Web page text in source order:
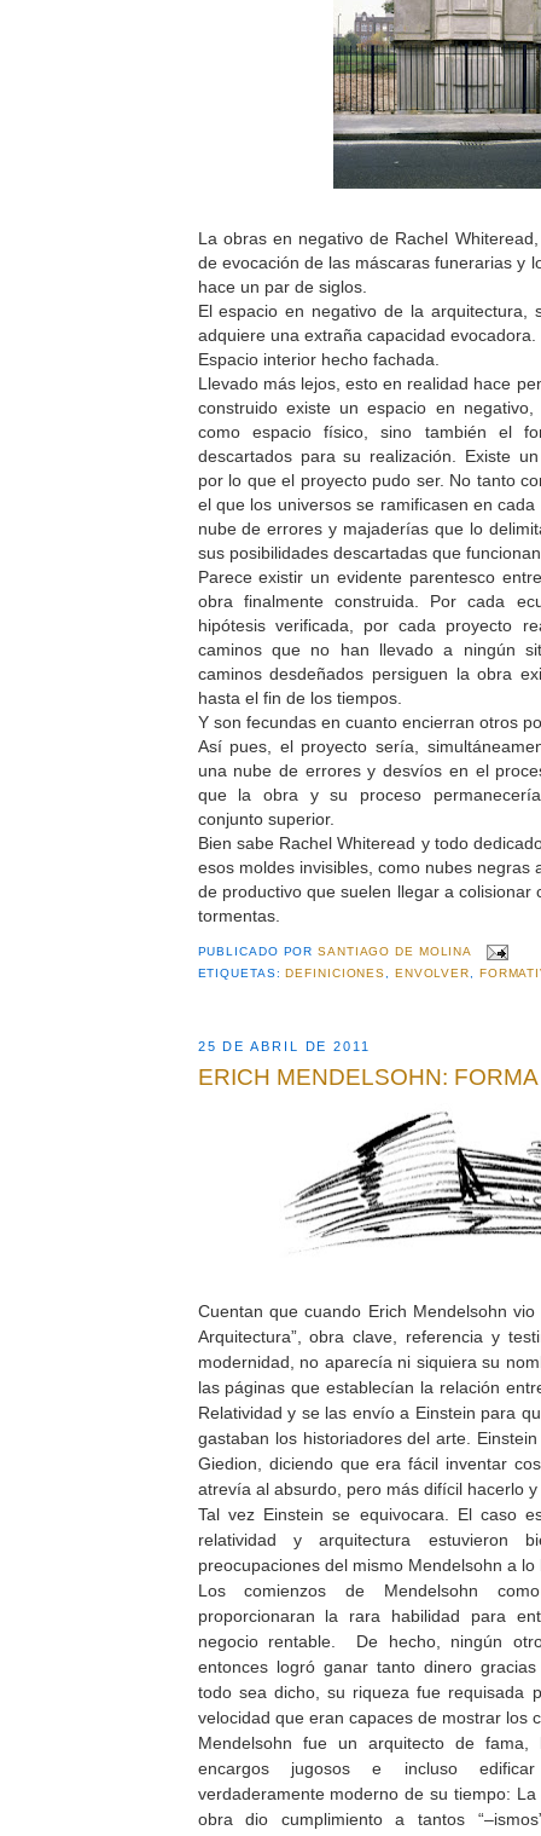
La obras en negativo de Rachel
de evocación de las máscaras funerarias y
hace un par de siglos.
El espacio en negativo de la arquitectura,
adquiere una extraña capacidad evocadora.
Espacio interior hecho fachada.
Llevado más lejos, esto en realidad hace
construido existe un espacio en
como espacio físico, sino también el
descartados para su realización. Existe
por lo que el proyecto pudo ser. No tanto
el que los universos se ramificasen en
nube de errores y majaderías que lo
sus posibilidades descartadas que
Parece existir un evidente parentesco
obra finalmente construida. Por cada
hipótesis verificada, por cada proyecto
caminos que no han llevado a ningún
caminos desdeñados persiguen la obra
hasta el fin de los tiempos.
Y son fecundas en cuanto encierran otros
Así pues, el proyecto sería,
una nube de errores y desvíos en el
que la obra y su proceso
conjunto superior.
Bien sabe Rachel Whiteread y todo
esos moldes invisibles, como nubes negras
de productivo que suelen llegar a colisionar
tormentas.
PUBLICADO PORSANTIAGO DE MOLINA
ETIQUETAS:DEFINICIONES ENVOLVER
25 DE ABRIL DE 2011
ERICH MENDELSOHN:
Cuentan que cuando Erich Mendelsohn
Arquitectura”, obra clave, referencia y
modernidad, no aparecía ni siquiera su
las páginas que establecían la relación
Relatividad y se las envío a Einstein para
gastaban los historiadores del arte.
Giedion, diciendo que era fácil inventar
atrevía al absurdo, pero más difícil hacerlo
Tal vez Einstein se equivocara. El caso
relatividad y arquitectura estuvieron
preocupaciones del mismo Mendelsohn a
Los comienzos de Mendelsohn
proporcionaran la rara habilidad para
negocio rentable. De hecho, ningún
entonces logró ganar tanto dinero
todo sea dicho, su riqueza fue requisada
velocidad que eran capaces de mostrar los
Mendelsohn fue un arquitecto de
encargos jugosos e incluso
verdaderamente moderno de su tiempo: La
obra dio cumplimiento a tantos